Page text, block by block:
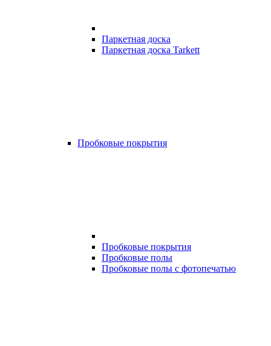
Паркетная доска
Паркетная доска Tarkett
Пробковые покрытия
Пробковые покрытия
Пробковые полы
Пробковые полы с фотопечатью